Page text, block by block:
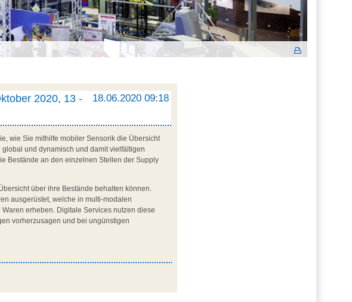
18.06.2020 09:18
2020, 13 -
wie Sie mithilfe mobiler Sensorik die Übersicht
und dynamisch und damit vielfältigen
Bestände an den einzelnen Stellen der Supply
über ihre Bestände behalten können.
ausgerüstet, welche in multi-modalen
erheben. Digitale Services nutzen diese
vorherzusagen und bei ungünstigen